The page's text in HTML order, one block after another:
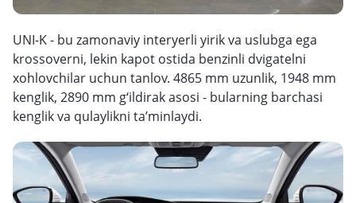
UNI-K - bu zamonaviy interyerli yirik va uslubga ega
krossoverni, lekin kapot ostida benzinli dvigatelni
xohlovchilar uchun tanlov. 4865 mm uzunlik, 1948 mm
kenglik, 2890 mm g‘ildirak asosi - bularning barchasi
kenglik va qulaylikni ta’minlaydi.